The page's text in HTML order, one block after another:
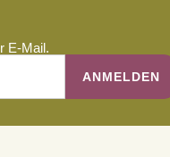
E-Mail.